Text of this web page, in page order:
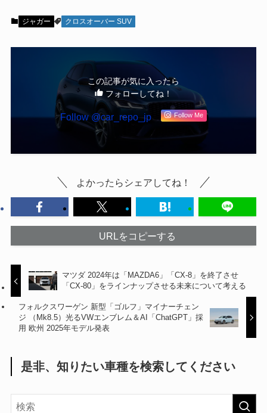
ジャガー クロスオーバー SUV
この記事が気に入ったら
フォローしてね！
Follow @car_repo_jp Follow Me
よかったらシェアしてね！
URLをコピーする
マツダ 2024年は「MAZDA6」「CX-8」を終了させ
「CX-80」をラインナップさせる未来について考える
フォルクスワーゲン 新型「ゴルフ」マイナーチェン
ジ （Mk8.5）光るVWエンブレム＆AI「ChatGPT」採
用 欧州 2025年モデル発表
是非、知りたい車種を検索してください